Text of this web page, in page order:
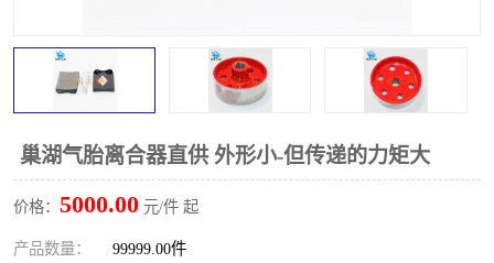
巢湖气胎离合器直供 外形小-但传递的力矩大
价格： 5000.00 元/件 起
产品数量： 99999.00件